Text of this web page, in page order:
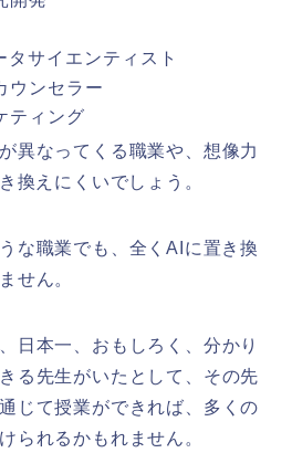
タサイエンティスト
ウンセラー
ティング
異なってくる職業や、想像力
換えにくいでしょう。
な職業でも、全くAIに置き換
せん。
日本一、おもしろく、分かり
る先生がいたとして、その先
じて授業ができれば、多くの
られるかもれません。